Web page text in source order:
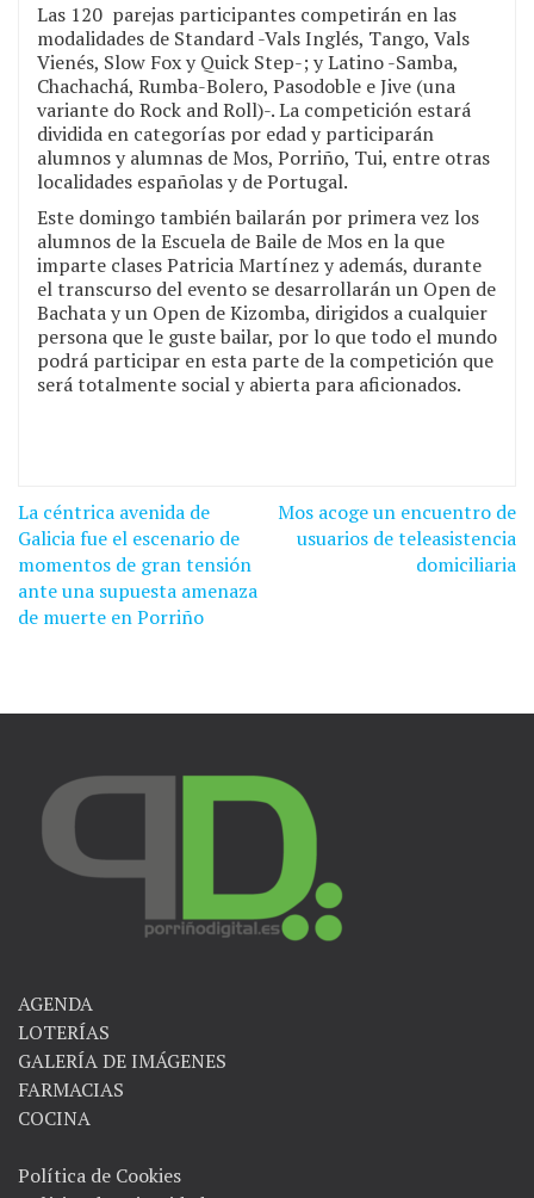
Las 120 parejas participantes competirán en las
modalidades de Standard -Vals Inglés, Tango, Vals
Vienés, Slow Fox y Quick Step-; y Latino -Samba,
Chachachá, Rumba-Bolero, Pasodoble e Jive (una
variante do Rock and Roll)-. La competición estará
dividida en categorías por edad y participarán
alumnos y alumnas de Mos, Porriño, Tui, entre otras
localidades españolas y de Portugal.
Este domingo también bailarán por primera vez los
alumnos de la Escuela de Baile de Mos en la que
imparte clases Patricia Martínez y además, durante
el transcurso del evento se desarrollarán un Open de
Bachata y un Open de Kizomba, dirigidos a cualquier
persona que le guste bailar, por lo que todo el mundo
podrá participar en esta parte de la competición que
será totalmente social y abierta para aficionados.
Navegación
de
entradas
La céntrica avenida de
Galicia fue el escenario de
momentos de gran tensión
ante una supuesta amenaza
de muerte en Porriño
Mos acoge un encuentro de
usuarios de teleasistencia
domiciliaria
AGENDA
LOTERÍAS
GALERÍA DE IMÁGENES
FARMACIAS
COCINA
Política de Cookies